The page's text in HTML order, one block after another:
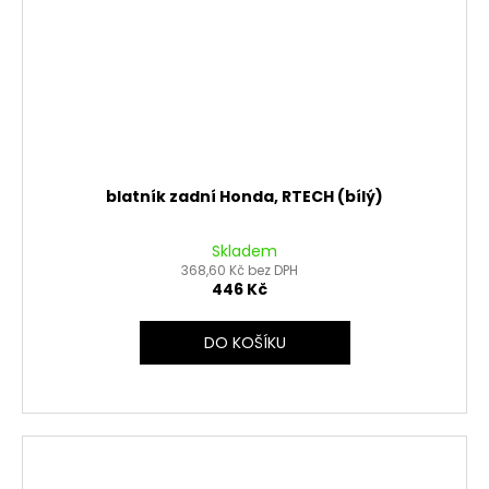
blatník zadní Honda, RTECH (bílý)
Skladem
368,60 Kč bez DPH
446 Kč
DO KOŠÍKU